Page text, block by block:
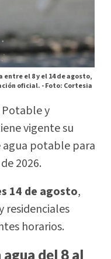
el 8 y el 14 de agosto,
oficial. -Foto: Cortesia
Potable y
vigente su
potable para
2026.
14 de agosto,
residenciales
horarios.
del 8 al